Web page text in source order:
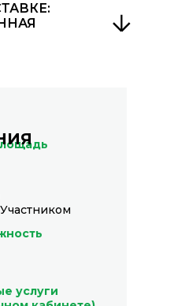
услуги